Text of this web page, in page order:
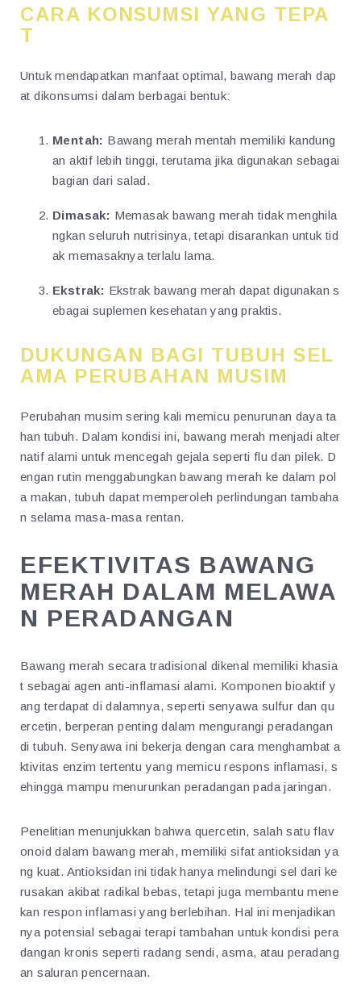
CARA KONSUMSI YANG TEPA
T
Untuk mendapatkan manfaat optimal, bawang merah dap
at dikonsumsi dalam berbagai bentuk:
Mentah: Bawang merah mentah memiliki kandung
an aktif lebih tinggi, terutama jika digunakan sebagai
bagian dari salad.
Dimasak: Memasak bawang merah tidak menghila
ngkan seluruh nutrisinya, tetapi disarankan untuk tid
ak memasaknya terlalu lama.
Ekstrak: Ekstrak bawang merah dapat digunakan s
ebagai suplemen kesehatan yang praktis.
DUKUNGAN BAGI TUBUH SEL
AMA PERUBAHAN MUSIM
Perubahan musim sering kali memicu penurunan daya ta
han tubuh. Dalam kondisi ini, bawang merah menjadi alter
natif alami untuk mencegah gejala seperti flu dan pilek. D
engan rutin menggabungkan bawang merah ke dalam pol
a makan, tubuh dapat memperoleh perlindungan tambaha
n selama masa-masa rentan.
EFEKTIVITAS BAWANG
MERAH DALAM MELAWA
N PERADANGAN
Bawang merah secara tradisional dikenal memiliki khasia
t sebagai agen anti-inflamasi alami. Komponen bioaktif y
ang terdapat di dalamnya, seperti senyawa sulfur dan qu
ercetin, berperan penting dalam mengurangi peradangan
di tubuh. Senyawa ini bekerja dengan cara menghambat a
ktivitas enzim tertentu yang memicu respons inflamasi, s
ehingga mampu menurunkan peradangan pada jaringan.
Penelitian menunjukkan bahwa quercetin, salah satu flav
onoid dalam bawang merah, memiliki sifat antioksidan ya
ng kuat. Antioksidan ini tidak hanya melindungi sel dari ke
rusakan akibat radikal bebas, tetapi juga membantu mene
kan respon inflamasi yang berlebihan. Hal ini menjadikan
nya potensial sebagai terapi tambahan untuk kondisi pera
dangan kronis seperti radang sendi, asma, atau peradang
an saluran pencernaan.